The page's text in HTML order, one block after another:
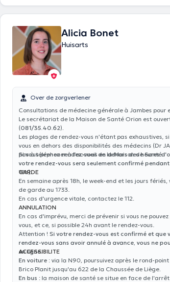
Alicia Bonet
Huisarts
Over de zorgverlener
Consultations de médecine générale à Jambes pour
Le secrétariat de la Maison de Santé Orion est
(081/35.40.62).
Les plages de rendez-vous n'étant pas exhaustives,
vous en dehors des disponibilités des médecins (Dr
pas à téléphoner à l'accueil de la Maison de Santé.
Si vous prenez rendez-vous en dehors des heures
votre rendez-vous sera seulement confirmé
18h).
GARDE
En semaine après 18h, le week-end et les jours
de garde au 1733.
En cas d'urgence vitale, contactez le 112.
ANNULATION
En cas d'imprévu, merci de prévenir si vous ne
vous, et ce, si possible 24h avant le rendez-vous.
Attention ! Si votre rendez-vous est confirmé et que
rendez-vous sans avoir annulé à avance, vous ne
en ligne.
ACCESSIBILITE
En voiture : via la N90, poursuivez après le rond-
Brico Planit jusqu'au 622 de la Chaussée de Liège.
En bus : la maison de santé se situe en face de l'arrêt